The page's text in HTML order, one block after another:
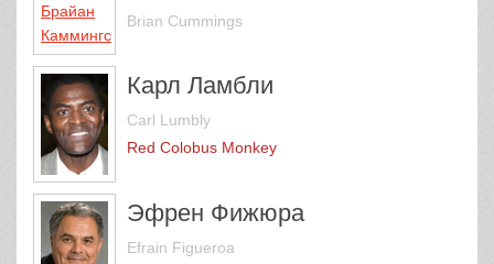
Brian Cummings
Карл Ламбли
Carl Lumbly
Red Colobus Monkey
Эфрен Фижюра
Efrain Figueroa